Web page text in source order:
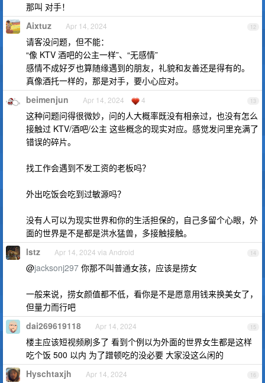
那叫 对手！
12
Aixtuz Apr 14, 2024
请客没问题，但不能：
“像 KTV 酒吧的公主一样”、“无感情”
感情不成好歹也算随缘遇到的朋友，礼貌和友善还是得有的。
真像酒托一样的，那是对手，要小心应对。
13
beimenjun Apr 14, 2024 4
这种问题问得很微妙，问的人大概率既没有相亲过，也没有怎么
接触过 KTV/酒吧/公主 这些概念的现实对应。感觉发问里充满了
错误的碎片。
找工作会遇到不发工资的老板吗？
外出吃饭会吃到过敏源吗？
没有人可以为现实世界和你的生活担保的，自己多留个心眼，外
面的世界是不是都是洪水猛兽，多接触接触。
14
lstz Apr 14, 2024 via Android
@jacksonj297 你那不叫普通女孩，应该是捞女
一般来说，捞女颜值都不低，看你是不是愿意用钱来换美女了，
但量力而行吧
15
dai269619118 Apr 14, 2024
楼主应该短视频刷多了 看到个例以为外面的世界女生都是这样
吃个饭 500 以内 为了蹭顿吃的没必要 大家没这么闲的
16
Hyschtaxjh Apr 14, 2024